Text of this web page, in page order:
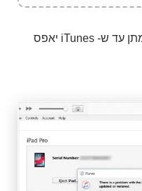
לבסוף, לחץ על "השב" והמתן עד ש- iTunes יאפס